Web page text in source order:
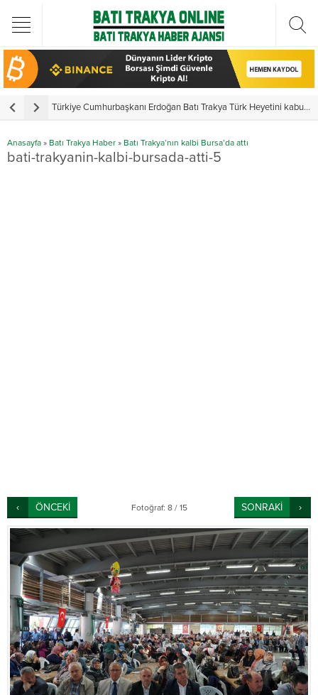
Türkiye Cumhurbaşkanı Erdoğan Batı Trakya Türk Heyetini kabul etti
Anasayfa » Batı Trakya Haber » Batı Trakya’nın kalbi Bursa’da attı
bati-trakyanin-kalbi-bursada-atti-5
ÖNCEKİ Fotoğraf: 8 / 15 SONRAKİ